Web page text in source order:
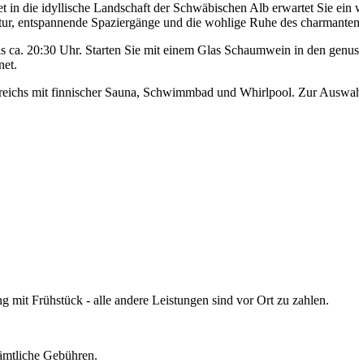
in die idyllische Landschaft der Schwäbischen Alb erwartet Sie
entspannende Spaziergänge und die wohlige Ruhe des
20:30 Uhr. Starten Sie mit einem Glas Schaumwein in den
mit finnischer Sauna, Schwimmbad und Whirlpool. Zur
Frühstück - alle andere Leistungen sind vor Ort zu zahlen.
Gebühren.